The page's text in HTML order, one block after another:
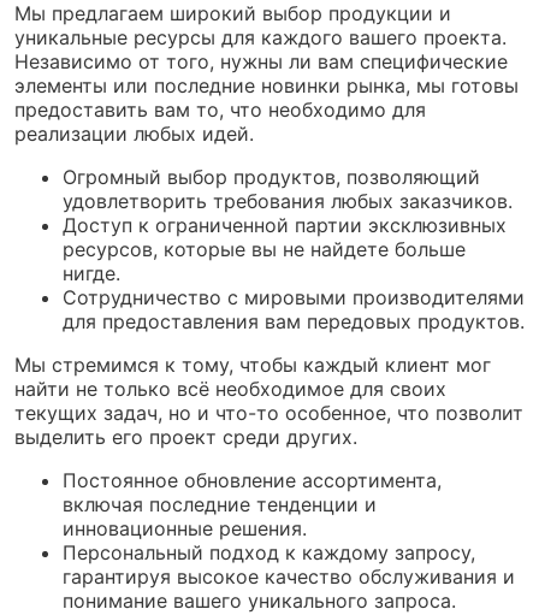
Мы предлагаем широкий выбор продукции и
уникальные ресурсы для каждого вашего проекта.
Независимо от того, нужны ли вам специфические
элементы или последние новинки рынка, мы готовы
предоставить вам то, что необходимо для
реализации любых идей.
Огромный выбор продуктов, позволяющий
удовлетворить требования любых заказчиков.
Доступ к ограниченной партии эксклюзивных
ресурсов, которые вы не найдете больше
нигде.
Сотрудничество с мировыми производителями
для предоставления вам передовых продуктов.
Мы стремимся к тому, чтобы каждый клиент мог
найти не только всё необходимое для своих
текущих задач, но и что-то особенное, что позволит
выделить его проект среди других.
Постоянное обновление ассортимента,
включая последние тенденции и
инновационные решения.
Персональный подход к каждому запросу,
гарантируя высокое качество обслуживания и
понимание вашего уникального запроса.